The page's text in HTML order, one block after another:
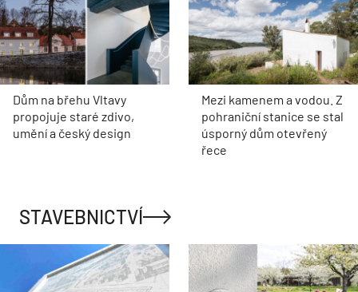
Dům na břehu Vltavy
propojuje staré zdivo,
umění a český design
Mezi kamenem a vodou. Z
pohraniční stanice se stal
úsporný dům otevřený
řece
STAVEBNICTVÍ